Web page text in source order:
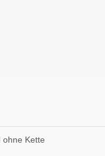
ohne Kette